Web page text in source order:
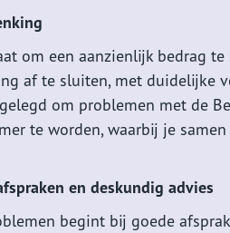
om een aanzienlijk bedrag
af te sluiten, met duidelijke
om problemen met de
te worden, waarbij je
en deskundig advies
begint bij goede